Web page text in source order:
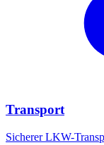
Transport
Sicherer LKW-